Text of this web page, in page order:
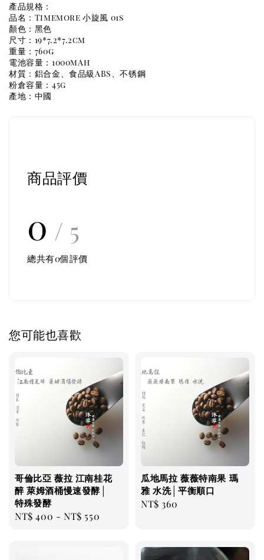
產品規格：
品名：Timemore 小旋風 01s
顏色：黑色
尺寸：19*7.2*7.2cm
重量：760g
電池容量：1000mAh
材質：鋁合金、食品級ABS、不锈鋼
粉倉容量：45g
產地：中國
商品評價
0 / 5
總共有0個評價
您可能也喜歡
哥倫比亞 薇拉 江南桂花
醉 萊姆酒桶慢速發酵│
特殊發酵
Regular
NT$ 400 -NT$ 550
瓜地馬拉 薇薇特南果 瑪
雅 水洗│平衡順口
Regular
NT$ 360